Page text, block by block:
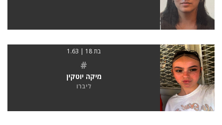
בת 18 | 1.63
#
מיקה יוטקין
ליברו